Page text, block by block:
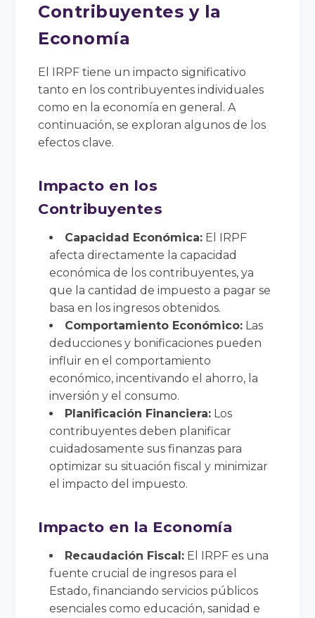
Contribuyentes y la
Economía
El IRPF tiene un impacto significativo
tanto en los contribuyentes individuales
como en la economía en general. A
continuación, se exploran algunos de los
efectos clave.
Impacto en los
Contribuyentes
Capacidad Económica: El IRPF
afecta directamente la capacidad
económica de los contribuyentes, ya
que la cantidad de impuesto a pagar se
basa en los ingresos obtenidos.
Comportamiento Económico: Las
deducciones y bonificaciones pueden
influir en el comportamiento
económico, incentivando el ahorro, la
inversión y el consumo.
Planificación Financiera: Los
contribuyentes deben planificar
cuidadosamente sus finanzas para
optimizar su situación fiscal y minimizar
el impacto del impuesto.
Impacto en la Economía
Recaudación Fiscal: El IRPF es una
fuente crucial de ingresos para el
Estado, financiando servicios públicos
esenciales como educación, sanidad e